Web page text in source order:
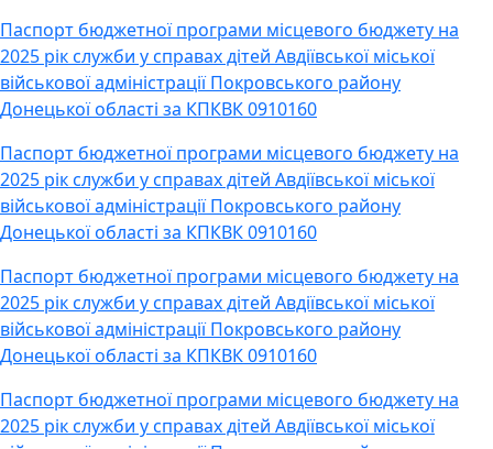
Паспорт бюджетної програми місцевого бюджету на
2025 рік служби у справах дітей Авдіївської міської
військової адміністрації Покровського району
Донецької області за КПКВК 0910160
Паспорт бюджетної програми місцевого бюджету на
2025 рік служби у справах дітей Авдіївської міської
військової адміністрації Покровського району
Донецької області за КПКВК 0910160
Паспорт бюджетної програми місцевого бюджету на
2025 рік служби у справах дітей Авдіївської міської
військової адміністрації Покровського району
Донецької області за КПКВК 0910160
Паспорт бюджетної програми місцевого бюджету на
2025 рік служби у справах дітей Авдіївської міської